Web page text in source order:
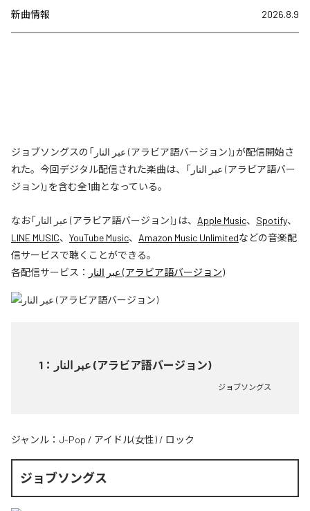
新曲情報 2026.8.9
ジョブソングスの「عبر النار (アラビア語バージョン)」が配信開始さ
れた。今回デジタル配信された楽曲は、「عبر النار (アラビア語バー
ジョン)」を含む全1曲となっている。
なお「 عبر النار (アラビア語バージョン)」は、 Apple Music、 Spotify、
LINE MUSIC、 YouTube Music、 Amazon Music Unlimitedなどの音楽配
信サービスで聴くことができる。
各配信サービス：
عبر النار (アラビア語バージョン)
1 ： عبر النار (アラビア語バージョン)
ジョブソングス
ジャンル： J-Pop / アイドル(女性) / ロック
ジョブソングス